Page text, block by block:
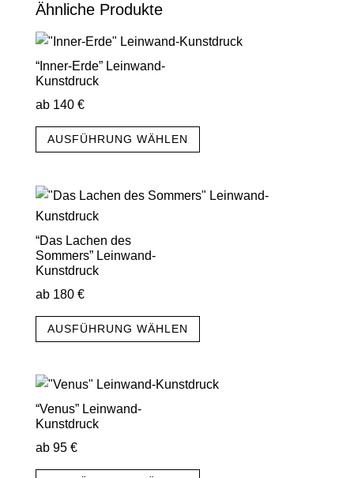
Ähnliche Produkte
“Inner-Erde” Leinwand-
Kunstdruck
ab 140 €
AUSFÜHRUNG WÄHLEN
Dieses
werden
“Das Lachen des
Sommers” Leinwand-
Kunstdruck
ab 180 €
AUSFÜHRUNG WÄHLEN
Dieses
“Venus” Leinwand-
Kunstdruck
ab 95 €
Dieses